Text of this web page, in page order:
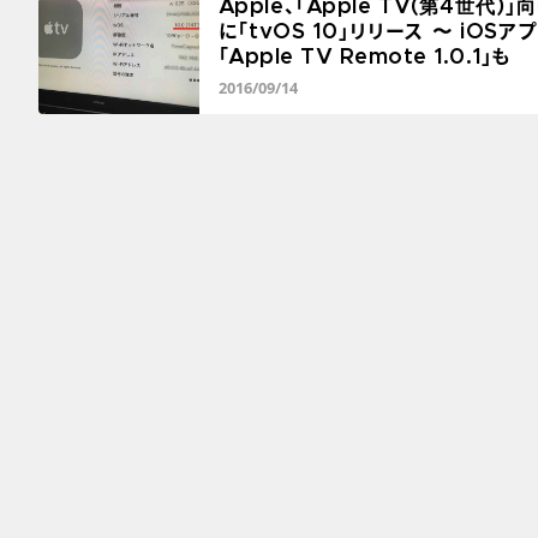
Apple、「Apple TV(第4世代)」向
に「tvOS 10」リリース 〜 iOSアプ
「Apple TV Remote 1.0.1」も
2016/09/14